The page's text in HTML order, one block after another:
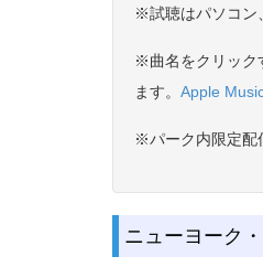
※試聴はパソコン
※曲名をクリック
ます。 Apple
※パーク内限定配
ニューヨーク